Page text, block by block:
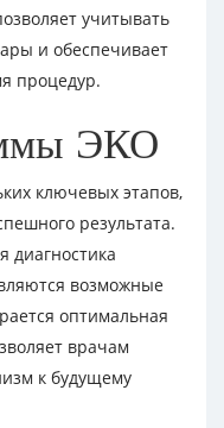
учитывать
и обеспечивает
процедур.
ЭКО
ключевых этапов,
результата.
диагностика
возможные
оптимальная
врачам
к будущему